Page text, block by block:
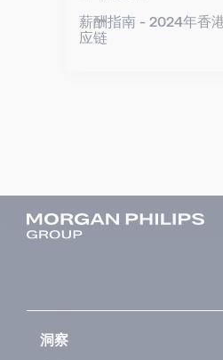
薪酬指南 - 2024年香
应链
洞察